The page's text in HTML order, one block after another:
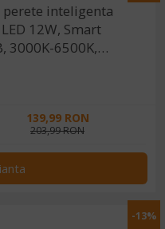
perete inteligenta
12W, Smart
3000K-6500K,
139,99 RON
203,99 RON
-13%